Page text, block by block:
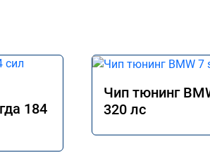
184
Чип тюнинг
320 лс